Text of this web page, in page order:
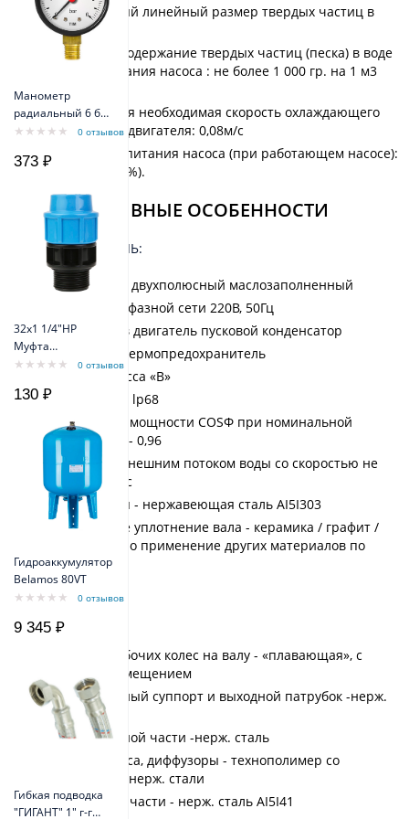
Манометр
радиальный 6 бар
TIM Y-50-6bar0 отзывов
373 ₽
32х1 1/4"НР
Муфта
переходная с
резьбой
0 отзывов
130 ₽
Гидроаккумулятор
Belamos 80VT
0 отзывов
9 345 ₽
Гибкая подводка
"ГИГАНТ" 1" г-г
Максимальный линейный размер твердых частиц в
воде: 0,5мм
Допустимое содержание твердых частиц (песка) в воде
без заклинивания насоса : не более 1 000 гр. на 1 м3
Максимальная необходимая скорость охлаждающего
потока вдоль двигателя: 0,08м/с
Напряжение питания насоса (при работающем насосе):
220В (+6%;-10%).
КОНСТРУКТИВНЫЕ ОСОБЕННОСТИ
ЭЛЕКТРОДВИГАТЕЛЬ:
асинхронный двухполюсный маслозаполненный
питание от 1-фазной сети 220В, 50Гц
встроенный в двигатель пусковой конденсатор
встроенный термопредохранитель
изоляция класса «В»
класс защиты lp68
коэффициент мощности СОSФ при номинальной
нагрузке 0,93 - 0,96
охлаждение внешним потоком воды со скоростью не
менее 0,08 м/с
вал двигателя - нержавеющая сталь АI5I303
механическое уплотнение вала - керамика / графит /
NBR (возможно применение других материалов по
требованию)
НАСОСНАЯ ЧАСТЬ:
установка рабочих колес на валу - «плавающая», с
осевым перемещением
соединительный суппорт и выходной патрубок -нерж.
сталь
гильза насосной части -нерж. сталь
рабочие колеса, диффузоры - технополимер со
вставками из нерж. стали
вал насосной части - нерж. сталь АI5I41